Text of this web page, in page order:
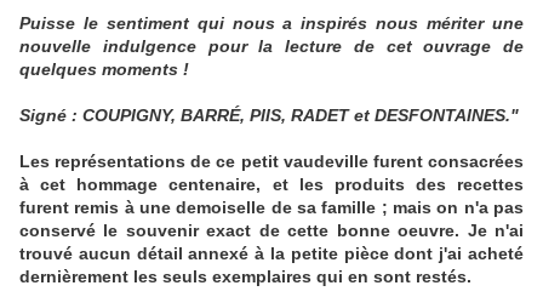
Puisse le sentiment qui nous a inspirés nous mériter une
nouvelle indulgence pour la lecture de cet ouvrage de
quelques moments !
Signé : COUPIGNY, BARRÉ, PIIS, RADET et DESFONTAINES."
Les représentations de ce petit vaudeville furent consacrées
à cet hommage centenaire, et les produits des recettes
furent remis à une demoiselle de sa famille ; mais on n'a pas
conservé le souvenir exact de cette bonne oeuvre. Je n'ai
trouvé aucun détail annexé à la petite pièce dont j'ai acheté
dernièrement les seuls exemplaires qui en sont restés.